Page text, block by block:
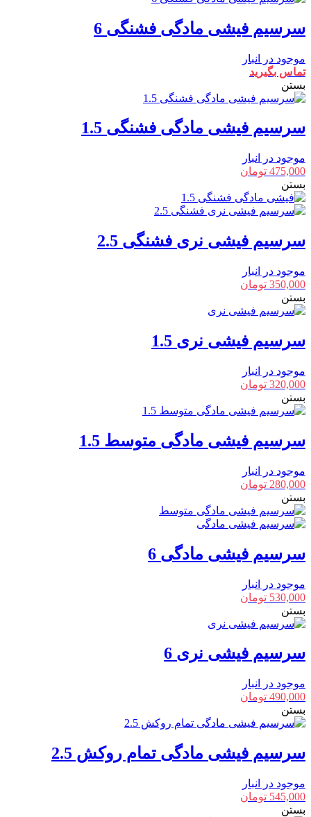
سرسیم فیشی مادگی فشنگی 6
موجود در انبار
تماس بگیرید
بستن
سرسیم فیشی مادگی فشنگی 1.5
موجود در انبار
475,000 تومان
بستن
سرسیم فیشی نری فشنگی 2.5
موجود در انبار
350,000 تومان
بستن
سرسیم فیشی نری 1.5
موجود در انبار
320,000 تومان
بستن
سرسیم فیشی مادگی متوسط 1.5
موجود در انبار
280,000 تومان
بستن
سرسیم فیشی مادگی 6
موجود در انبار
530,000 تومان
بستن
سرسیم فیشی نری 6
موجود در انبار
490,000 تومان
بستن
سرسیم فیشی مادگی تمام روکش 2.5
موجود در انبار
545,000 تومان
بستن